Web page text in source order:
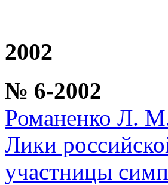
2002
№ 6-2002
Романенко Л.
Лики
участницы